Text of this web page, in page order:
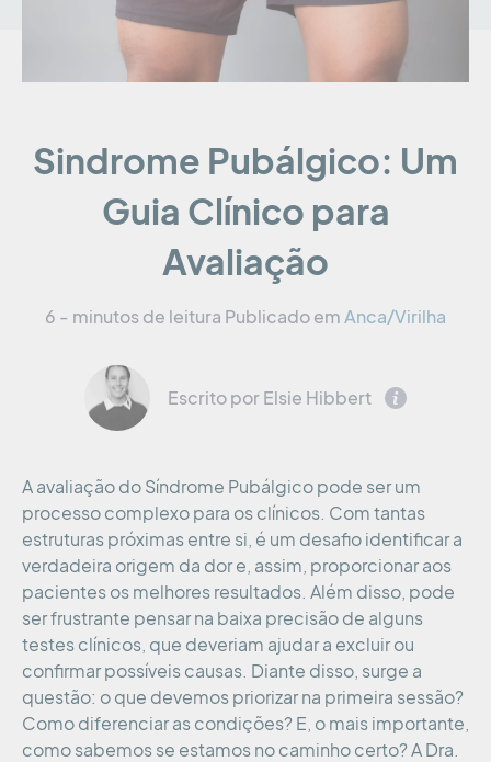
Sindrome Pubálgico: Um
Guia Clínico para
Avaliação
6 - minutos de leitura Publicado emAnca/Virilha
Escrito por Elsie Hibbert
A avaliação do Síndrome Pubálgico pode ser um
processo complexo para os clínicos. Com tantas
estruturas próximas entre si, é um desafio identificar a
verdadeira origem da dor e, assim, proporcionar aos
pacientes os melhores resultados. Além disso, pode
ser frustrante pensar na baixa precisão de alguns
testes clínicos, que deveriam ajudar a excluir ou
confirmar possíveis causas. Diante disso, surge a
questão: o que devemos priorizar na primeira sessão?
Como diferenciar as condições? E, o mais importante,
como sabemos se estamos no caminho certo? A Dra.